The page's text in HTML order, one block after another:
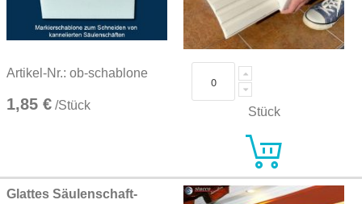
Artikel-Nr.: ob-schablone
1,85 € /Stück Stück
Glattes Säulenschaft-